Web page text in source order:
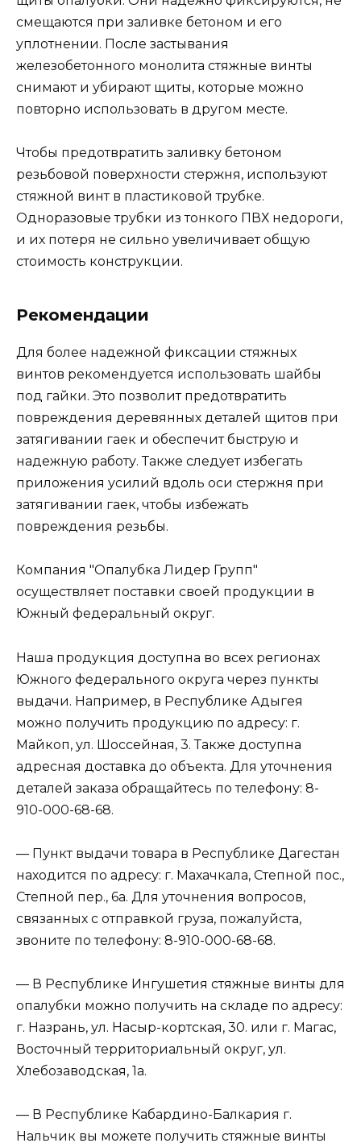
смещаются при заливке бетоном и его
уплотнении. После застывания
железобетонного монолита стяжные винты
снимают и убирают щиты, которые можно
повторно использовать в другом месте.
Чтобы предотвратить заливку бетоном
резьбовой поверхности стержня, используют
стяжной винт в пластиковой трубке.
Одноразовые трубки из тонкого ПВХ недороги,
и их потеря не сильно увеличивает общую
стоимость конструкции.
Рекомендации
Для более надежной фиксации стяжных
винтов рекомендуется использовать шайбы
под гайки. Это позволит предотвратить
повреждения деревянных деталей щитов при
затягивании гаек и обеспечит быструю и
надежную работу. Также следует избегать
приложения усилий вдоль оси стержня при
затягивании гаек, чтобы избежать
повреждения резьбы.
Компания "Опалубка Лидер Групп"
осуществляет поставки своей продукции в
Южный федеральный округ.
Наша продукция доступна во всех регионах
Южного федерального округа через пункты
выдачи. Например, в Республике Адыгея
можно получить продукцию по адресу: г.
Майкоп, ул. Шоссейная, 3. Также доступна
адресная доставка до объекта. Для уточнения
деталей заказа обращайтесь по телефону: 8-
910-000-68-68.
— Пункт выдачи товара в Республике Дагестан
находится по адресу: г. Махачкала, Степной пос.,
Степной пер., 6а. Для уточнения вопросов,
связанных с отправкой груза, пожалуйста,
звоните по телефону: 8-910-000-68-68.
— В Республике Ингушетия стяжные винты для
опалубки можно получить на складе по адресу:
г. Назрань, ул. Насыр-кортская, 30. или г. Магас,
Восточный территориальный округ, ул.
Хлебозаводская, 1а.
— В Республике Кабардино-Балкария г.
Нальчик вы можете получить стяжные винты